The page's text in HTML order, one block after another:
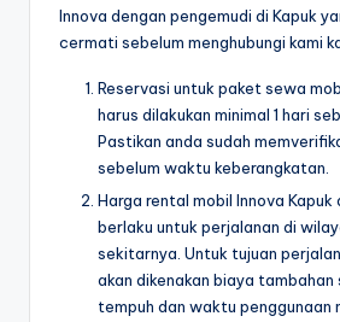
Innova dengan pengemudi di Kapuk
cermati sebelum menghubungi kami
Reservasi untuk paket sewa
harus dilakukan minimal 1 hari
Pastikan anda sudah
sebelum waktu keberangkatan.
Harga rental mobil Innova
berlaku untuk perjalanan di
sekitarnya. Untuk tujuan
akan dikenakan biaya tambahan
tempuh dan waktu penggunaan